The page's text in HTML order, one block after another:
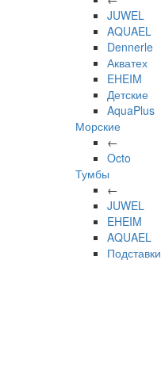
JUWEL
AQUAEL
Dennerle
Акватех
EHEIM
Детские
AquaPlus
Морские
←
Octo
Тумбы
←
JUWEL
EHEIM
AQUAEL
Подставки